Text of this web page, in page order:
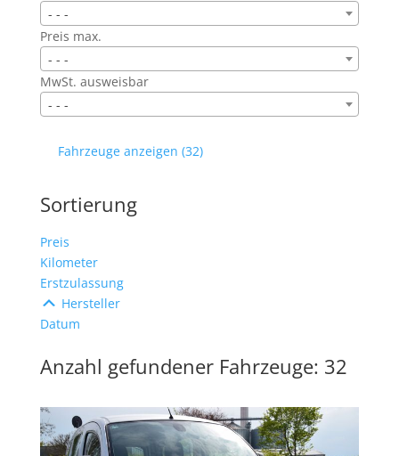
- - -
Preis max.
- - -
MwSt. ausweisbar
- - -
Fahrzeuge anzeigen (32)
Sortierung
Preis
Kilometer
Erstzulassung
Hersteller
Datum
Anzahl gefundener Fahrzeuge: 32